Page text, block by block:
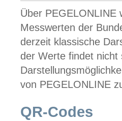
Über PEGELONLINE
Messwerten der
derzeit klassische
der Werte findet
von PEGELONLINE
QR-Codes